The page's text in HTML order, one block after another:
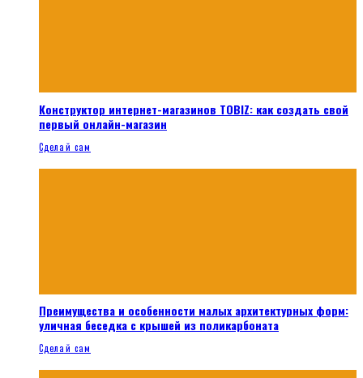
Конструктор интернет-магазинов TOBIZ: как создать свой
первый онлайн-магазин
Сделай сам
Преимущества и особенности малых архитектурных форм:
уличная беседка с крышей из поликарбоната
Сделай сам